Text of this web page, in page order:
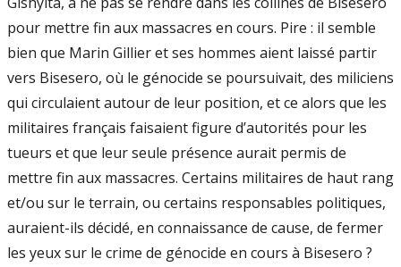
pour mettre fin aux massacres en cours. Pire : il semble
bien que Marin Gillier et ses hommes aient laissé partir
vers Bisesero, où le génocide se poursuivait, des miliciens
qui circulaient autour de leur position, et ce alors que les
militaires français faisaient figure d’autorités pour les
tueurs et que leur seule présence aurait permis de
mettre fin aux massacres. Certains militaires de haut rang
et/ou sur le terrain, ou certains responsables politiques,
auraient-ils décidé, en connaissance de cause, de fermer
les yeux sur le crime de génocide en cours à Bisesero ?